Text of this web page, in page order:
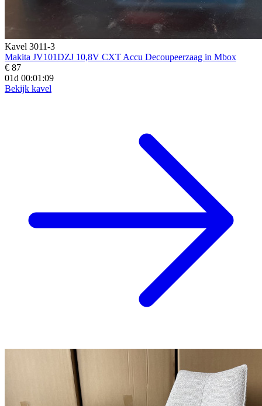
Kavel 3011-3
Makita JV101DZJ 10,8V CXT Accu Decoupeerzaag in Mbox
€ 87
01d 00:01:07
Bekijk kavel